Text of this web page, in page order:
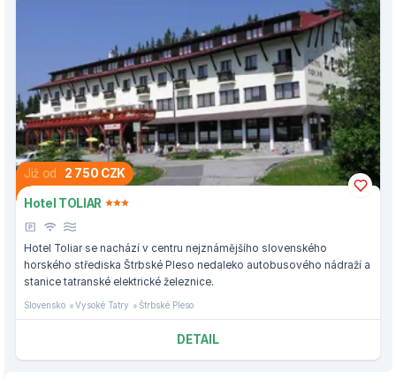
Již od 2 750 CZK
Hotel TOLIAR
Hotel Toliar se nachází v centru nejznámějšího slovenského
horského střediska Štrbské Pleso nedaleko autobusového nádraží a
stanice tatranské elektrické železnice.
Slovensko Vysoké Tatry Štrbské Pleso
DETAIL